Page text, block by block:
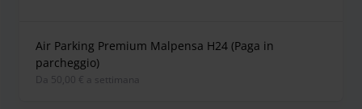
Air Parking Premium Malpensa H24 (Paga in
parcheggio)
Da 50,00 € a settimana